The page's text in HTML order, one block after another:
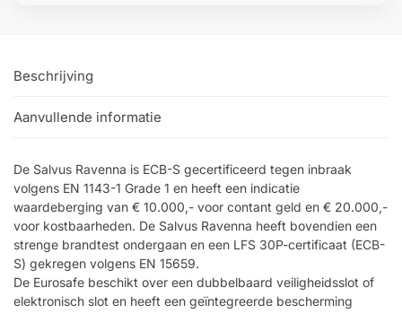
Beschrijving
Aanvullende informatie
De Salvus Ravenna is ECB-S gecertificeerd tegen inbraak
volgens EN 1143-1 Grade 1 en heeft een indicatie
waardeberging van € 10.000,- voor contant geld en € 20.000,-
voor kostbaarheden. De Salvus Ravenna heeft bovendien een
strenge brandtest ondergaan en een LFS 30P-certificaat (ECB-
S) gekregen volgens EN 15659.
De Eurosafe beschikt over een dubbelbaard veiligheidsslot of
elektronisch slot en heeft een geïntegreerde bescherming